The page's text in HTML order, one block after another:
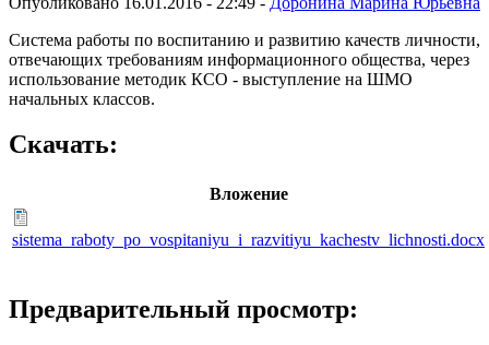
Система работы по воспитанию и развитию качеств личности,
отвечающих требованиям информационного общества, через
использование методик КСО - выступление на ШМО
начальных классов.
Скачать:
Вложение
sistema_raboty_po_vospitaniyu_i_razvitiyu_kachestv_lichnosti.docx
Предварительный просмотр: